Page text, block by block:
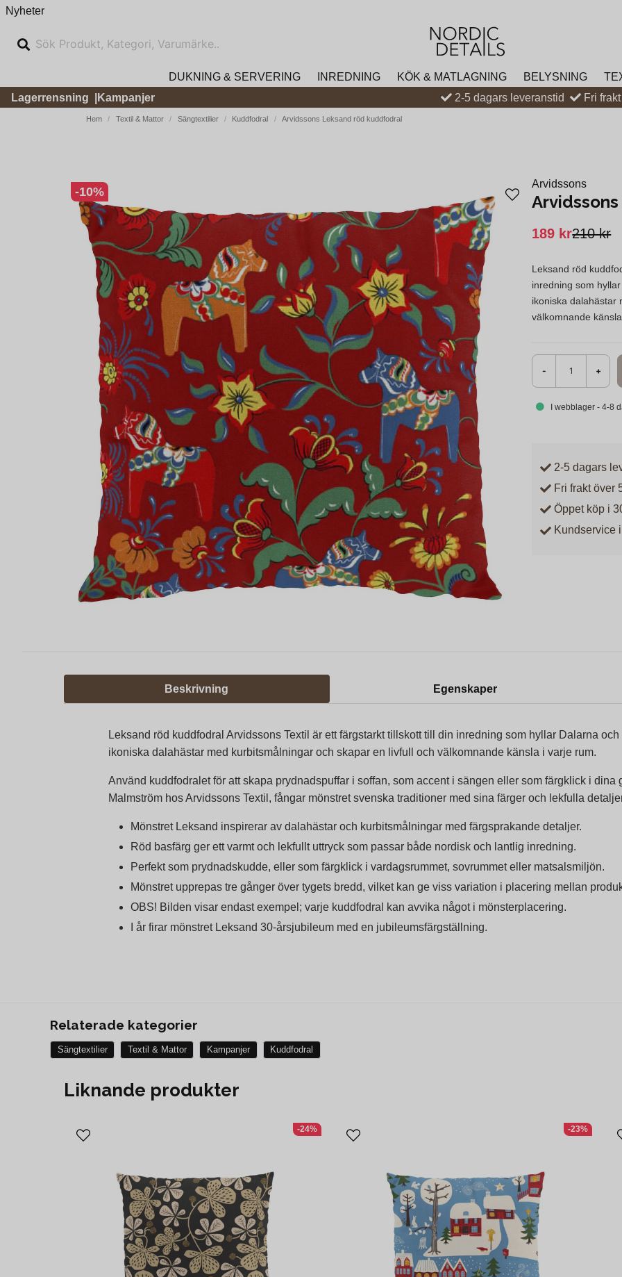
Nyheter
DUKNING & SERVERING INREDNING KÖK & MATLAGNING BELYSNING
Lagerrensning
Kampanjer 2-5 dagars leveranstid Fri
Hem Textil & Mattor Sängtextilier Kuddfodral Arvidssons Leksand röd kuddfodral
-10%
Arvidssons
210 kr
189 kr
Leksand röd
inredning som
ikoniska dalahästar
välkomnande
- +
I webblager - 4-8
2-5 dagars
Fri frakt över
Öppet köp i
Kundservice
Beskrivning Egenskaper
Leksand röd kuddfodral Arvidssons Textil är ett färgstarkt tillskott till din inredning som hyllar Dalarna
ikoniska dalahästar med kurbitsmålningar och skapar en livfull och välkomnande känsla i varje rum.
Använd kuddfodralet för att skapa prydnadspuffar i soffan, som accent i sängen eller som färgklick i
Malmström hos Arvidssons Textil, fångar mönstret svenska traditioner med sina färger och lekfulla
Mönstret Leksand inspirerar av dalahästar och kurbitsmålningar med färgsprakande detaljer.
Röd basfärg ger ett varmt och lekfullt uttryck som passar både nordisk och lantlig inredning.
Perfekt som prydnadskudde, eller som färgklick i vardagsrummet, sovrummet eller matsalsmiljön.
Mönstret upprepas tre gånger över tygets bredd, vilket kan ge viss variation i placering mellan
OBS! Bilden visar endast exempel; varje kuddfodral kan avvika något i mönsterplacering.
I år firar mönstret Leksand 30-årsjubileum med en jubileumsfärgställning.
Relaterade kategorier
Sängtextilier Textil & Mattor Kampanjer Kuddfodral
Liknande produkter
-24% -23%